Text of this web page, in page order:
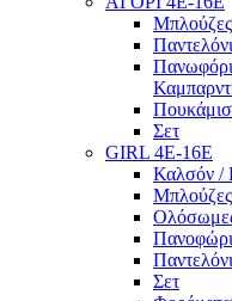
Μπλούζες
Σετ
GIRL 4Ε-16Ε
Καλσόν /
Μπλούζες
Σετ